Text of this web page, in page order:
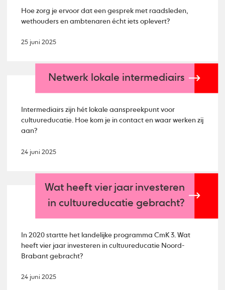
Hoe zorg je ervoor dat een gesprek met raadsleden,
wethouders en ambtenaren écht iets oplevert?
25 juni 2025
Netwerk lokale intermediairs
Intermediairs zijn hét lokale aanspreekpunt voor
cultuureducatie. Hoe kom je in contact en waar werken zij
aan?
24 juni 2025
Wat heeft vier jaar investeren
in cultuureducatie gebracht?
In 2020 startte het landelijke programma CmK 3. Wat
heeft vier jaar investeren in cultuureducatie Noord-
Brabant gebracht?
24 juni 2025